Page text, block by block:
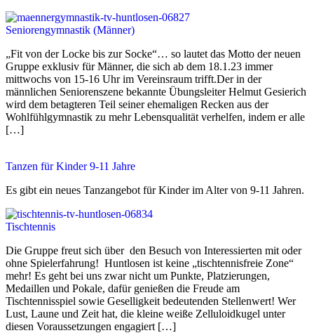
Seniorengymnastik (Männer)
„Fit von der Locke bis zur Socke“… so lautet das Motto der neuen
Gruppe exklusiv für Männer, die sich ab dem 18.1.23 immer
mittwochs von 15-16 Uhr im Vereinsraum trifft.Der in der
männlichen Seniorenszene bekannte Übungsleiter Helmut Gesierich
wird dem betagteren Teil seiner ehemaligen Recken aus der
Wohlfühlgymnastik zu mehr Lebensqualität verhelfen, indem er alle
[…]
Tanzen für Kinder 9-11 Jahre
Es gibt ein neues Tanzangebot für Kinder im Alter von 9-11 Jahren.
Tischtennis
Die Gruppe freut sich über den Besuch von Interessierten mit oder
ohne Spielerfahrung! Huntlosen ist keine „tischtennisfreie Zone“
mehr! Es geht bei uns zwar nicht um Punkte, Platzierungen,
Medaillen und Pokale, dafür genießen die Freude am
Tischtennisspiel sowie Geselligkeit bedeutenden Stellenwert! Wer
Lust, Laune und Zeit hat, die kleine weiße Zelluloidkugel unter
diesen Voraussetzungen engagiert […]